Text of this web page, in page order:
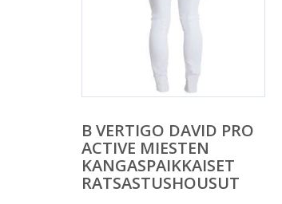
B VERTIGO DAVID PRO
ACTIVE MIESTEN
KANGASPAIKKAISET
RATSASTUSHOUSUT